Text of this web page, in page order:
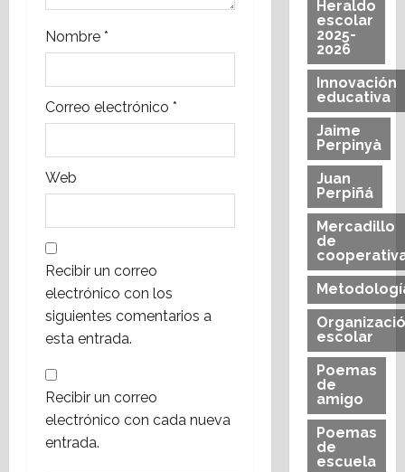
a
d
a
s
Nombre *
Correo electrónico *
Web
Recibir un correo
electrónico con los
siguientes comentarios a
esta entrada.
Recibir un correo
electrónico con cada nueva
entrada.
Heraldo
escolar
2025-
2026
Innovación
educativa
Jaime
Perpinyà
Juan
Perpiñá
Mercadillo
de
escolar
Poemas
de
amigo
Poemas
de
escuela